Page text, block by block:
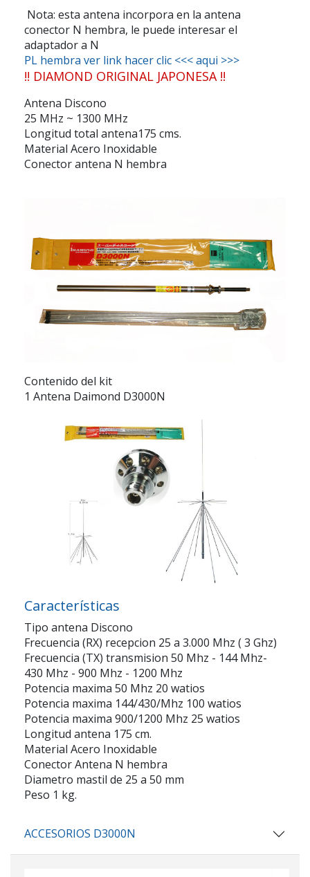
Nota: esta antena incorpora en la antena
conector N hembra, le puede interesar el
adaptador a N
PL hembra ver link hacer clic <<< aqui >>>
!! DIAMOND ORIGINAL JAPONESA !!
Antena Discono
25 MHz ~ 1300 MHz
Longitud total antena175 cms.
Material Acero Inoxidable
Conector antena N hembra
Contenido del kit
1 Antena Daimond D3000N
Características
Tipo antena Discono
Frecuencia (RX) recepcion 25 a 3.000 Mhz ( 3 Ghz)
Frecuencia (TX) transmision 50 Mhz - 144 Mhz-
430 Mhz - 900 Mhz - 1200 Mhz
Potencia maxima 50 Mhz 20 watios
Potencia maxima 144/430/Mhz 100 watios
Potencia maxima 900/1200 Mhz 25 watios
Longitud antena 175 cm.
Material Acero Inoxidable
Conector Antena N hembra
Diametro mastil de 25 a 50 mm
Peso 1 kg.
ACCESORIOS D3000N